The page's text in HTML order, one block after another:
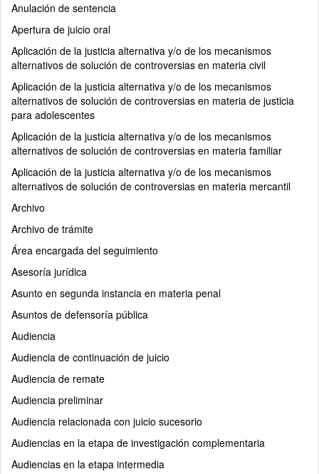
Anulación de sentencia
Apertura de juicio oral
Aplicación de la justicia alternativa y/o de los mecanismos
alternativos de solución de controversias en materia civil
Aplicación de la justicia alternativa y/o de los mecanismos
alternativos de solución de controversias en materia de justicia
para adolescentes
Aplicación de la justicia alternativa y/o de los mecanismos
alternativos de solución de controversias en materia familiar
Aplicación de la justicia alternativa y/o de los mecanismos
alternativos de solución de controversias en materia mercantil
Archivo
Archivo de trámite
Área encargada del seguimiento
Asesoría jurídica
Asunto en segunda instancia en materia penal
Asuntos de defensoría pública
Audiencia
Audiencia de continuación de juicio
Audiencia de remate
Audiencia preliminar
Audiencia relacionada con juicio sucesorio
Audiencias en la etapa de investigación complementaria
Audiencias en la etapa intermedia